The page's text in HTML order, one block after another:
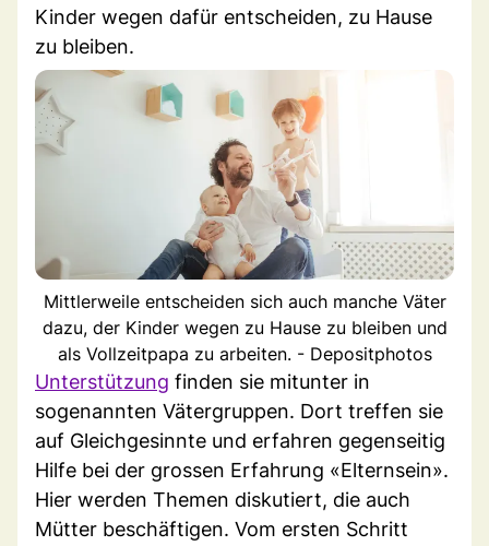
Kinder wegen dafür entscheiden, zu Hause
zu bleiben.
Mittlerweile entscheiden sich auch manche Väter
dazu, der Kinder wegen zu Hause zu bleiben und
als Vollzeitpapa zu arbeiten. - Depositphotos
Unterstützung finden sie mitunter in
sogenannten Vätergruppen. Dort treffen sie
auf Gleichgesinnte und erfahren gegenseitig
Hilfe bei der grossen Erfahrung «Elternsein».
Hier werden Themen diskutiert, die auch
Mütter beschäftigen. Vom ersten Schritt